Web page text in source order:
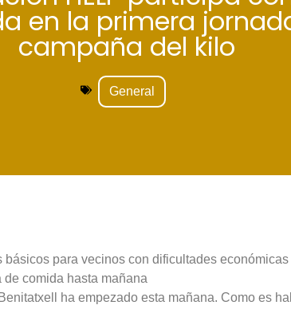
en la primera
campaña del kilo
General
para vecinos con dificultades
comida hasta mañana
ha empezado esta mañana. Como es